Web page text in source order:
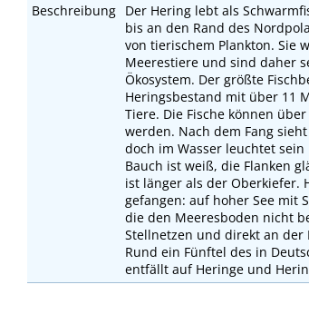
Beschreibung Der Hering lebt als
bis an den Rand des
von tierischem Plankton. Sie
Meerestiere und sind daher
Ökosystem. Der größte
Heringsbestand mit über 11
Tiere. Die Fische können
werden. Nach dem Fang
doch im Wasser leuchtet
Bauch ist weiß, die Flanken
ist länger als der Oberkiefer.
gefangen: auf hoher See mit
die den Meeresboden nicht
Stellnetzen und direkt an der
Rund ein Fünftel des in
entfällt auf Heringe und